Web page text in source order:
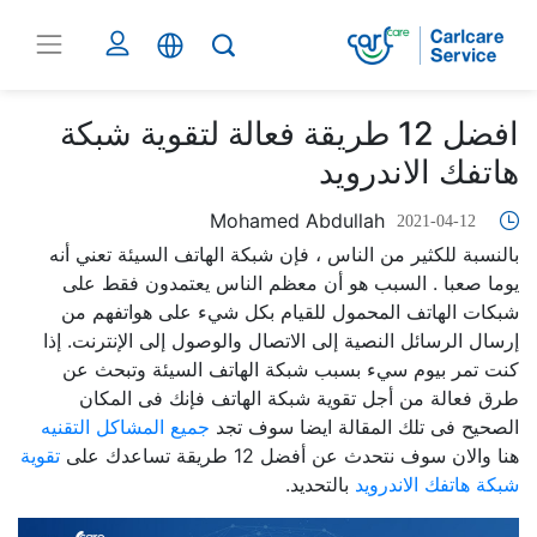
افضل 12 طريقة فعالة لتقوية شبكة
هاتفك الاندرويد
2021-04-12
Mohamed Abdullah
بالنسبة للكثير من الناس ، فإن شبكة الهاتف السيئة تعني أنه
يوما صعبا . السبب هو أن معظم الناس يعتمدون فقط على
شبكات الهاتف المحمول للقيام بكل شيء على هواتفهم من
إرسال الرسائل النصية إلى الاتصال والوصول إلى الإنترنت. إذا
كنت تمر بيوم سيء بسبب شبكة الهاتف السيئة وتبحث عن
طرق فعالة من أجل تقوية شبكة الهاتف فإنك فى المكان
الصحيح فى تلك المقالة ايضا سوف تجد جميع المشاكل التقنيه
هنا والان سوف نتحدث عن أفضل 12 طريقة تساعدك على
تقوية
شبكة هاتفك الاندرويد بالتحديد.